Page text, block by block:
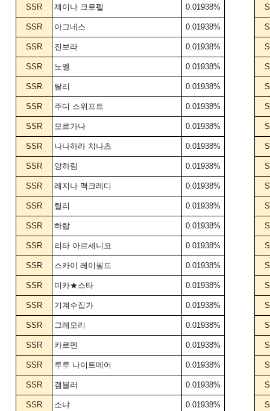
SSR 제이나 크로펠 0.01938%
SSR 아그네스 0.01938%
SSR 진보라 0.01938%
SSR 노엘 0.01938%
SSR 탈리 0.01938%
SSR 주디 스위프트 0.01938%
SSR 모르가나 0.01938%
SSR 나나하라 치나츠 0.01938%
SSR 양하림 0.01938%
SSR 레지나 맥크레디 0.01938%
SSR 릴리 0.01938%
SSR 하랍 0.01938%
SSR 리타 아르세니코 0.01938%
SSR 스카이 레이필드 0.01938%
SSR 미카★스타 0.01938%
SSR 기계수집가 0.01938%
SSR 그레모리 0.01938%
SSR 카르멘 0.01938%
SSR 루루 나이트메어 0.01938%
SSR 갬블러 0.01938%
SSR 소냐 0.01938%